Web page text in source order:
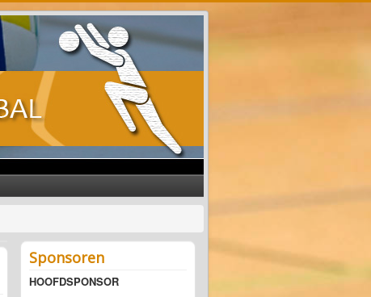
Sponsoren
HOOFDSPONSOR